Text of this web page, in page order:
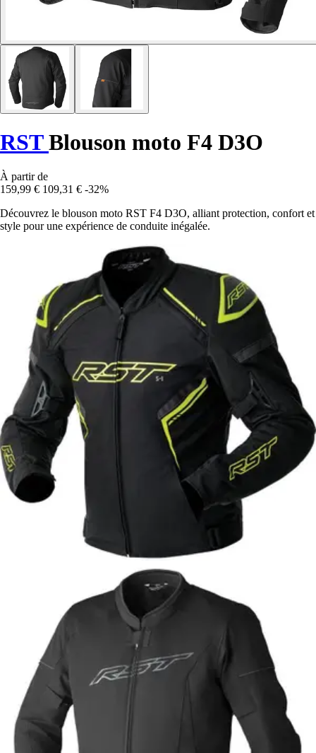
RSTBlouson moto F4 D3O
À partir de
159,99 € 109,31 € -32%
Découvrez le blouson moto RST F4 D3O, alliant protection, confort et
style pour une expérience de conduite inégalée.